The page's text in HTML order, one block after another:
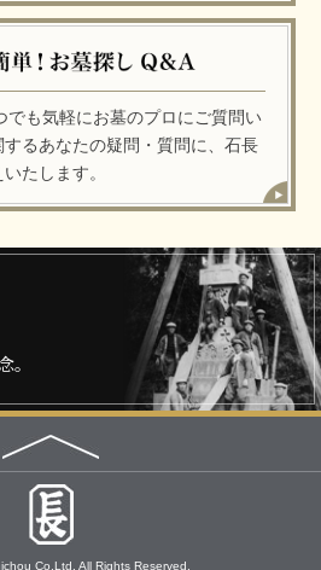
でも気軽にお墓のプロにご質問い
るあなたの疑問・質問に、石長
たします。
。
Co.Ltd. All Rights Reserved.